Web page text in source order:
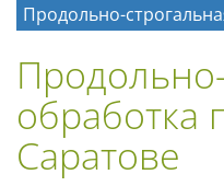
Продольно-
обработка
Саратове